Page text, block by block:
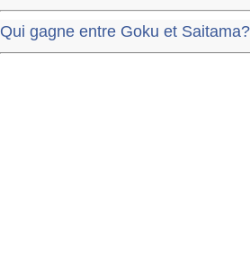
Qui gagne entre Goku et Saitama?